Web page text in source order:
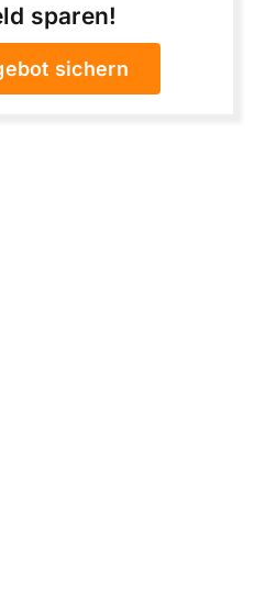
sparen!
sichern